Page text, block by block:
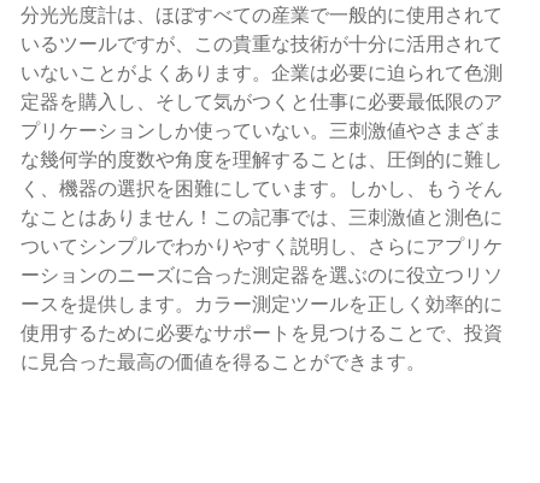
分光光度計は、ほぼすべての産業で一般的に使用されて
いるツールですが、この貴重な技術が十分に活用されて
いないことがよくあります。企業は必要に迫られて色測
定器を購入し、そして気がつくと仕事に必要最低限のア
プリケーションしか使っていない。三刺激値やさまざま
な幾何学的度数や角度を理解することは、圧倒的に難し
く、機器の選択を困難にしています。しかし、もうそん
なことはありません！この記事では、三刺激値と測色に
ついてシンプルでわかりやすく説明し、さらにアプリケ
ーションのニーズに合った測定器を選ぶのに役立つリソ
ースを提供します。カラー測定ツールを正しく効率的に
使用するために必要なサポートを見つけることで、投資
に見合った最高の価値を得ることができます。